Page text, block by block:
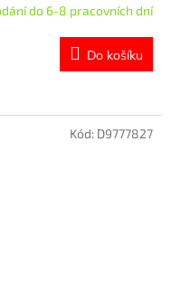
do 6-8 pracovních dní
Do košíku
Kód: D9777827